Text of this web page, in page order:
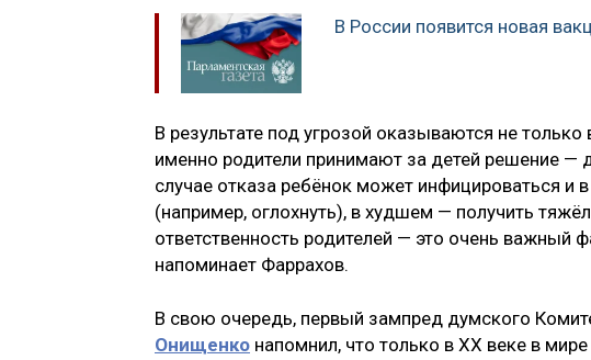
В России появится новая
В результате под угрозой оказываются не
именно родители принимают за детей решение —
случае отказа ребёнок может инфицироваться и
(например, оглохнуть), в худшем — получить
ответственность родителей — это очень важный
напоминает Фаррахов.
В свою очередь, первый зампред думского
Онищенко напомнил, что только в ХХ веке в